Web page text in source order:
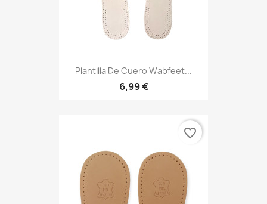
Plantilla De Cuero Wabfeet...
6,99 €
favorite_border